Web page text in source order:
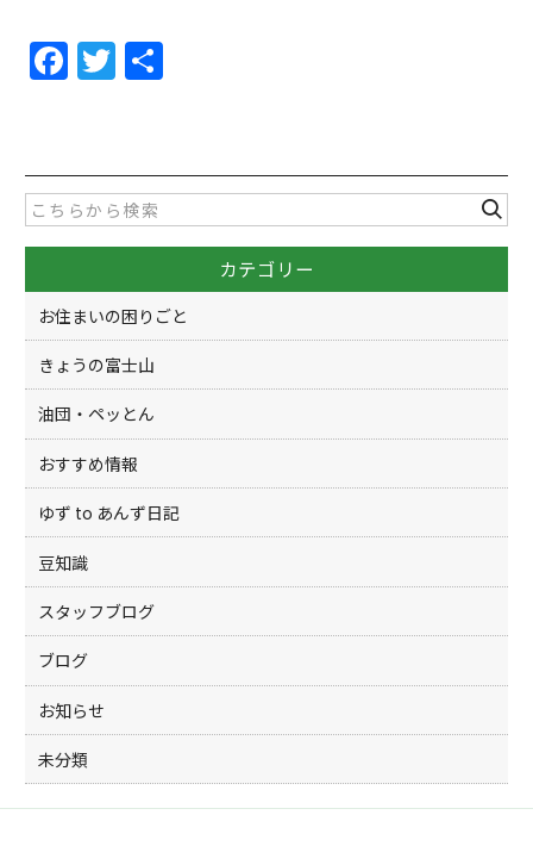
F
a
e
b
o
o
k
T
w
er
カテゴリー
お住まいの困りごと
きょうの富士山
油団・ペッとん
おすすめ情報
ゆず to あんず日記
豆知識
スタッフブログ
ブログ
お知らせ
未分類